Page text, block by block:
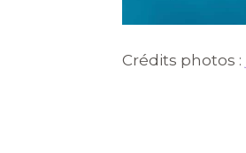
Crédits photos :